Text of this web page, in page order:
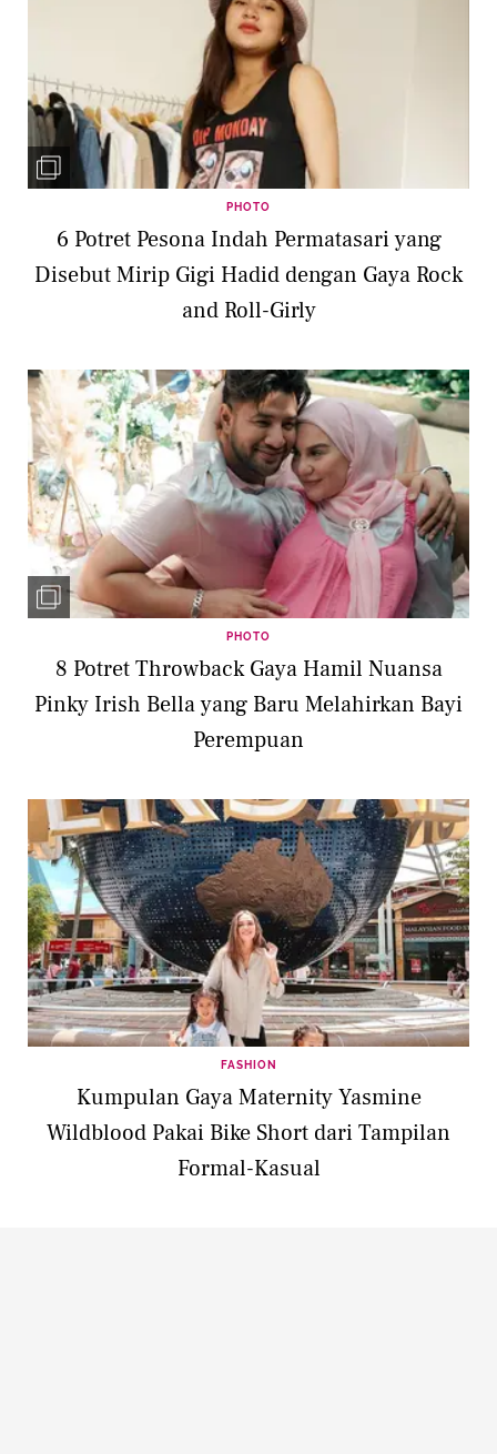
PHOTO
6 Potret Pesona Indah Permatasari yang
Disebut Mirip Gigi Hadid dengan Gaya Rock
and Roll-Girly
PHOTO
8 Potret Throwback Gaya Hamil Nuansa
Pinky Irish Bella yang Baru Melahirkan Bayi
Perempuan
FASHION
Kumpulan Gaya Maternity Yasmine
Wildblood Pakai Bike Short dari Tampilan
Formal-Kasual